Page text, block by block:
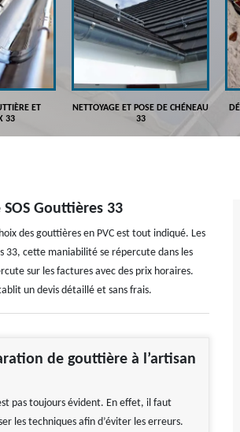
ET
33
NETTOYAGE ET POSE DE CHÉNEAU
33
Gouttières 33
des gouttières en PVC est tout indiqué. Les
33, cette maniabilité se répercute dans les
sur les factures avec des prix horaires.
un devis détaillé et sans frais.
de gouttière à l’artisan
pas toujours évident. En effet, il faut
les techniques afin d’éviter les erreurs.